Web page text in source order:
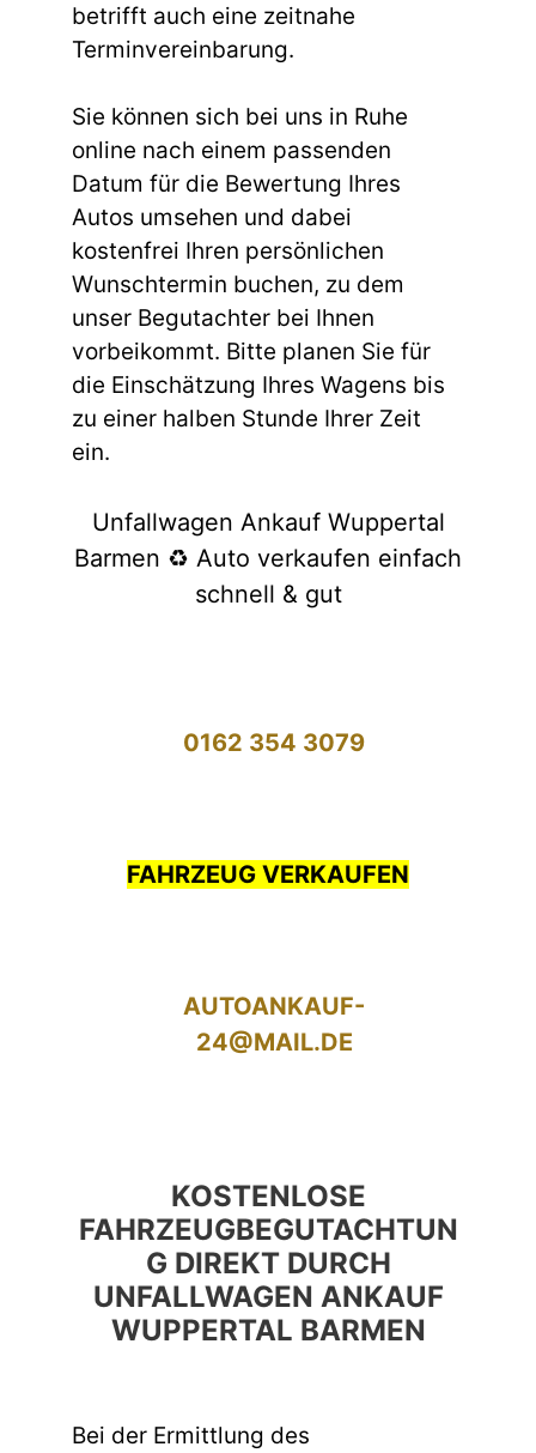
betrifft auch eine zeitnahe
Terminvereinbarung.
Sie können sich bei uns in Ruhe
online nach einem passenden
Datum für die Bewertung Ihres
Autos umsehen und dabei
kostenfrei Ihren persönlichen
Wunschtermin buchen, zu dem
unser Begutachter bei Ihnen
vorbeikommt. Bitte planen Sie für
die Einschätzung Ihres Wagens bis
zu einer halben Stunde Ihrer Zeit
ein.
Unfallwagen Ankauf Wuppertal
Barmen ♻️ Auto verkaufen einfach
schnell & gut
0162 354 3079
FAHRZEUG VERKAUFEN
AUTOANKAUF-
24@MAIL.DE
KOSTENLOSE
FAHRZEUGBEGUTACHTUN
G DIREKT DURCH
UNFALLWAGEN ANKAUF
WUPPERTAL BARMEN
Bei der Ermittlung des